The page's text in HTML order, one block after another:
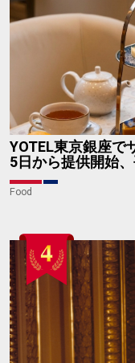
YOTEL東京銀座で
5日から提供開始
Food